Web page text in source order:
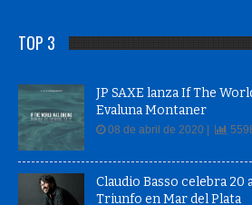
TOP 3
JP SAXE lanza If The
Evaluna Montaner
08 de abril de 2020 |
Claudio Basso celebra 20
Triunfo en Mar del Plata